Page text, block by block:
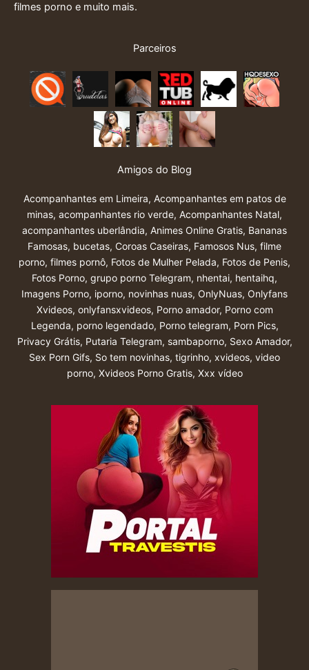
filmes porno e muito mais.
Parceiros
Amigos do Blog
Acompanhantes em Limeira, Acompanhantes em patos de
minas, acompanhantes rio verde, Acompanhantes Natal,
acompanhantes uberlândia, Animes Online Gratis, Bananas
Famosas, bucetas, Coroas Caseiras, Famosos Nus, filme
porno, filmes pornô, Fotos de Mulher Pelada, Fotos de Penis,
Fotos Porno, grupo porno Telegram, nhentai, hentaihq,
Imagens Porno, iporno, novinhas nuas, OnlyNuas, Onlyfans
Xvideos, onlyfansxvideos, Porno amador, Porno com
Legenda, porno legendado, Porno telegram, Porn Pics,
Privacy Grátis, Putaria Telegram, sambaporno, Sexo Amador,
Sex Porn Gifs, So tem novinhas, tigrinho, xvideos, video
porno, Xvideos Porno Gratis, Xxx vídeo